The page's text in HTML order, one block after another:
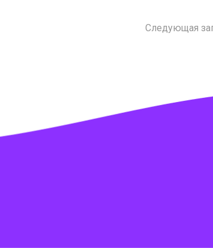
Следующая